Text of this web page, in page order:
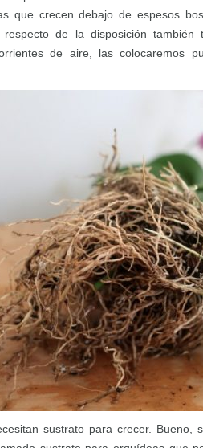
que crecen debajo de espesos
de la disposición también
de aire, las colocaremos
sustrato para crecer. Bueno,